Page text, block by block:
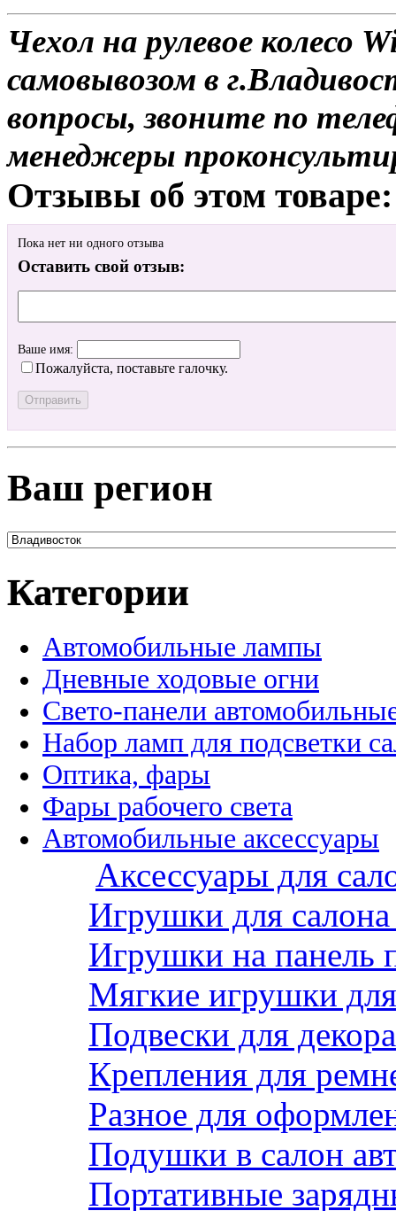
Чехол на рулевое колесо
самовывозом в
вопросы, звоните по
менеджеры
Отзывы об этом товаре:
Пока нет ни одного отзыва
Оставить свой отзыв:
Ваше имя:
Пожалуйста, поставьте галочку.
Ваш регион
Категории
Автомобильные лампы
Дневные ходовые огни
Свето-панели
Набор ламп для подсветки
Оптика, фары
Фары рабочего света
Автомобильные аксессуары
Аксессуары для
Игрушки для
Игрушки на панель
Мягкие игрушки
Подвески для декора
Крепления для
Разное для
Подушки в салон
Портативные